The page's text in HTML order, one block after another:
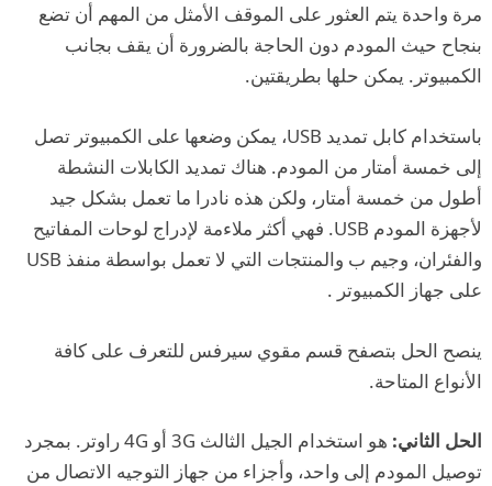
مرة واحدة يتم العثور على الموقف الأمثل من المهم أن تضع
بنجاح حيث المودم دون الحاجة بالضرورة أن يقف بجانب
الكمبيوتر. يمكن حلها بطريقتين.
باستخدام كابل تمديد USB، يمكن وضعها على الكمبيوتر تصل
إلى خمسة أمتار من المودم. هناك تمديد الكابلات النشطة
أطول من خمسة أمتار، ولكن هذه نادرا ما تعمل بشكل جيد
لأجهزة المودم USB. فهي أكثر ملاءمة لإدراج لوحات المفاتيح
والفئران، وجيم ب والمنتجات التي لا تعمل بواسطة منفذ USB
على جهاز الكمبيوتر .
ينصح الحل بتصفح قسم مقوي سيرفس للتعرف على كافة
الأنواع المتاحة.
الحل الثاني:
هو استخدام الجيل الثالث 3G أو 4G راوتر. بمجرد
توصيل المودم إلى واحد، وأجزاء من جهاز التوجيه الاتصال من